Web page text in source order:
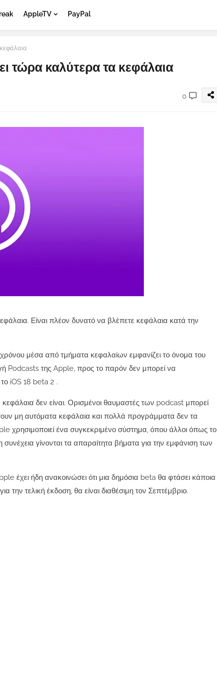
AppleTV PayPal
τώρα καλύτερα τα κεφάλαια
0
Είναι πλέον δυνατό να βλέπετε κεφάλαια κατά την
μέσα από τμήματα κεφαλαίων εμφανίζει το όνομα του
Podcasts της Apple, προς το παρόν δεν μπορεί να
iOS 18 beta 2 .
δεν είναι. Ορισμένοι θαυμαστές των podcast μπορεί
μη αυτόματα κεφάλαια και πολλά προγράμματα δεν τα
χρησιμοποιεί ένα συγκεκριμένο σύστημα, όπου άλλοι όπως το
γίνονται τα απαραίτητα βήματα για την εμφάνιση των
έχει ήδη ανακοινώσει ότι μια δημόσια beta θα φτάσει κάποια
την τελική έκδοση, θα είναι διαθέσιμη τον Σεπτέμβριο.